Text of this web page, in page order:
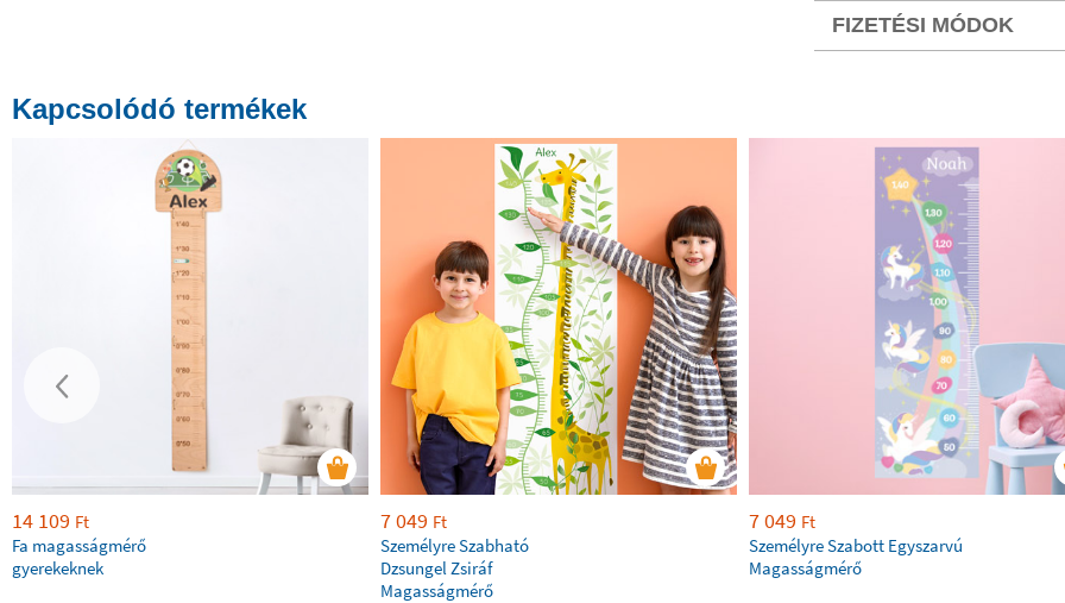
FIZETÉSI MÓDOK
Kapcsolódó termékek
14 109 Ft
Fa magasságmérő
gyerekeknek
7 049 Ft
Személyre Szabható
Dzsungel Zsiráf
Magasságmérő
7 049 Ft
Személyre Szabott Egyszarvú
Magasságmérő